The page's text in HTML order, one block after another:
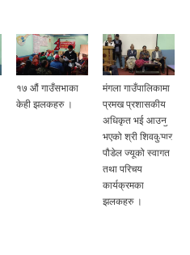
१७ औं गाउँसभाका
केही झलकहरु ।
मंगला गाउँपालिकामा
प्रमख प्रशासकीय
अधिकृत भई आउनु
भएको श्री शिवकुमार
पौडेल ज्यूको स्वागत
तथा परिचय
कार्यक्रमका
झलकहरु ।